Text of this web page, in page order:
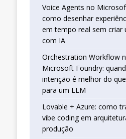
Voice Agents no
como desenhar
em tempo real sem criar
com IA
Orchestration Workflow
Microsoft Foundry:
intenção é melhor do
para um LLM
Lovable + Azure: como
vibe coding em
produção